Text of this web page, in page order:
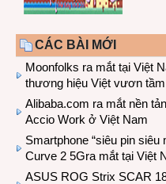
CÁC BÀI MỚI
Moonfolks ra mắt tại Việt
thương hiệu Việt vươn
Alibaba.com ra mắt nền
Accio Work ở Việt Nam
Smartphone “siêu pin
Curve 2 5Gra mắt tại Việt
ASUS ROG Strix SCAR